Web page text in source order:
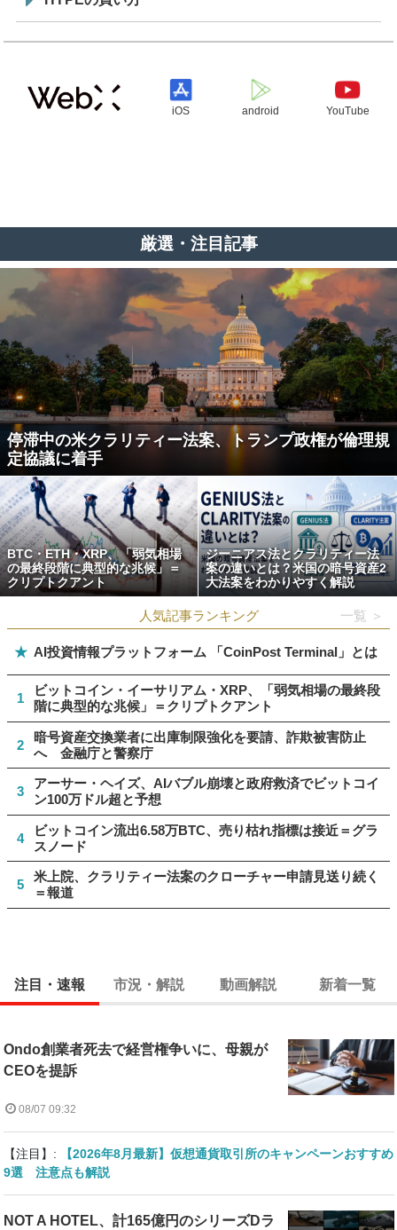
iOS android YouTube
厳選・注目記事
停滞中の米クラリティー法案、トランプ政権が倫理規
定協議に着手
BTC・ETH・XRP、「弱気相場
の最終段階に典型的な兆候」＝
クリプトクアント
ジーニアス法とクラリティー法
案の違いとは？米国の暗号資産2
大法案をわかりやすく解説
人気記事ランキング 一覧 ＞
★ AI投資情報プラットフォーム 「CoinPost Terminal」とは
1
ビットコイン・イーサリアム・XRP、「弱気相場の最終段
階に典型的な兆候」＝クリプトクアント
2
暗号資産交換業者に出庫制限強化を要請、詐欺被害防止
へ 金融庁と警察庁
3
アーサー・ヘイズ、AIバブル崩壊と政府救済でビットコイ
ン100万ドル超と予想
4
ビットコイン流出6.58万BTC、売り枯れ指標は接近＝グラ
スノード
5
米上院、クラリティー法案のクローチャー申請見送り続く
＝報道
注目・速報 市況・解説 動画解説 新着一覧
Ondo創業者死去で経営権争いに、母親が
CEOを提訴
08/07 09:32
【注目】:
【2026年8月最新】仮想通貨取引所のキャンペーンおすすめ
9選 注意点も解説
NOT A HOTEL、計165億円のシリーズDラ